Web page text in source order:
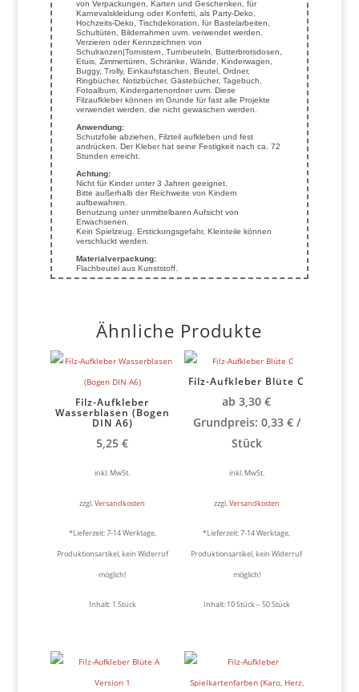
von Verpackungen, Karten und Geschenken, für
Karnevalskleidung oder Konfetti, als Party-Deko,
Hochzeits-Deko, Tischdekoration, für Bastelarbeiten,
Schultüten, Bilderrahmen uvm. verwendet werden.
Verzieren oder Kennzeichnen von
Schulranzen|Tornistern, Turnbeuteln, Butterbrotsdosen,
Etuis, Zimmertüren, Schränke, Wände, Kinderwagen,
Buggy, Trolly, Einkaufstaschen, Beutel, Ordner,
Ringbücher, Notizbücher, Gästebücher, Tagebuch,
Fotoalbum, Kindergartenordner uvm. Diese
Filzaufkleber können im Grunde für fast alle Projekte
verwendet werden, die nicht gewaschen werden.
Anwendung:
Schutzfolie abziehen, Filzteil aufkleben und fest
andrücken. Der Kleber hat seine Festigkeit nach ca. 72
Stunden erreicht.
Achtung:
Nicht für Kinder unter 3 Jahren geeignet.
Bitte außerhalb der Reichweite von Kindern
aufbewahren.
Benutzung unter unmittelbaren Aufsicht von
Erwachsenen.
Kein Spielzeug. Erstickungsgefahr, Kleinteile können
verschluckt werden.
Materialverpackung:
Flachbeutel aus Kunststoff.
Ähnliche Produkte
Filz-Aufkleber
Wasserblasen (Bogen
DIN A6)
5,25€
inkl. MwSt.
zzgl.Versandkosten
*Lieferzeit:7-14 Werktage,
Produktionsartikel, kein Widerruf
möglich!
Inhalt: 1 Stück
Filz-Aufkleber Blüte C
ab3,30€
Grundpreis: 0,33 €/
Stück
inkl. MwSt.
zzgl. Versandkosten
*Lieferzeit:7-14 Werktage,
Produktionsartikel, kein Widerruf
möglich!
Inhalt: 10Stück– 50Stück